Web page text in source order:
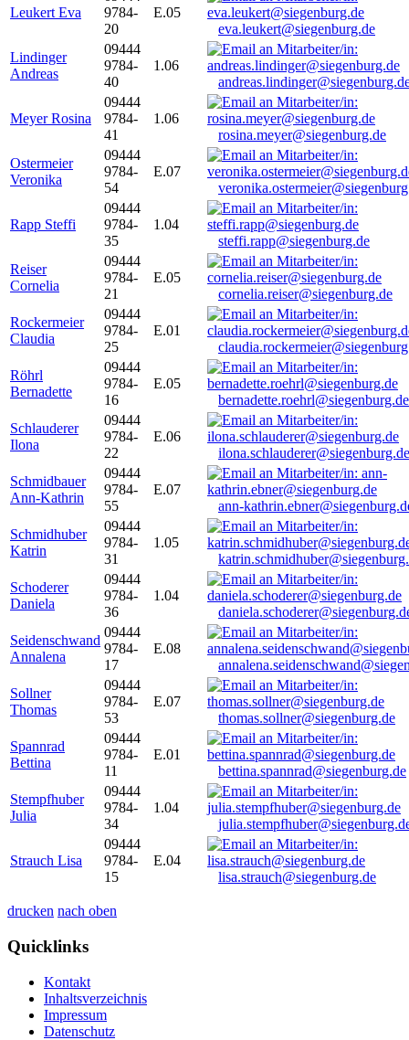
Leukert Eva
9784-
20
E.05
eva.leukert@siegenburg.de
Lindinger
Andreas
09444
9784-
40
1.06
Meyer Rosina
09444
9784-
41
1.06
rosina.meyer@siegenburg.de
Ostermeier
Veronika
09444
9784-
54
E.07
Rapp Steffi
09444
9784-
35
1.04
steffi.rapp@siegenburg.de
Reiser
Cornelia
09444
9784-
21
E.05
cornelia.reiser@siegenburg.de
Rockermeier
Claudia
09444
9784-
25
E.01
Röhrl
Bernadette
09444
9784-
16
E.05
bernadette.roehrl@siegenburg.de
Schlauderer
Ilona
09444
9784-
22
E.06
ilona.schlauderer@siegenburg.de
Schmidbauer
Ann-Kathrin
09444
9784-
55
E.07
ann-
Schmidhuber
Katrin
09444
9784-
31
1.05
Schoderer
Daniela
09444
9784-
36
1.04
Seidenschwand
Annalena
09444
9784-
17
E.08
Sollner
Thomas
09444
9784-
53
E.07
thomas.sollner@siegenburg.de
Spannrad
Bettina
09444
9784-
11
E.01
bettina.spannrad@siegenburg.de
Stempfhuber
Julia
09444
9784-
34
1.04
Strauch Lisa
09444
9784-
15
E.04
lisa.strauch@siegenburg.de
drucken nach oben
Quicklinks
Kontakt
Inhaltsverzeichnis
Impressum
Datenschutz